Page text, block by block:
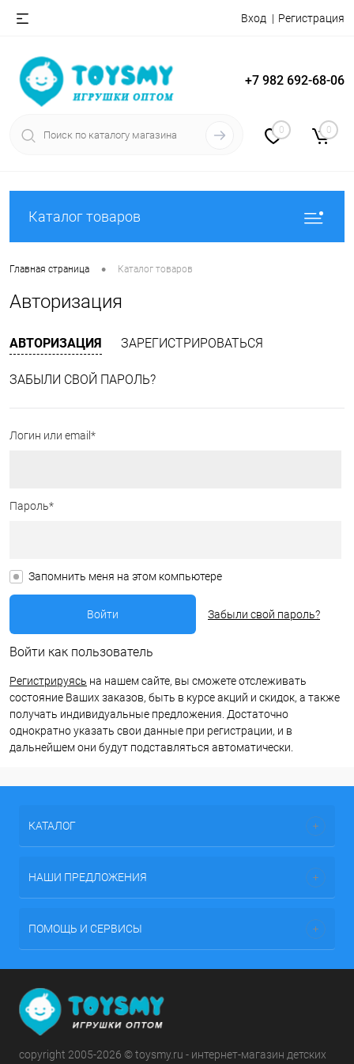
Вход Регистрация
+7 982 692-68-06
0 0
Каталог товаров
Главная страница • Каталог товаров
Авторизация
АВТОРИЗАЦИЯ ЗАРЕГИСТРИРОВАТЬСЯ
ЗАБЫЛИ СВОЙ ПАРОЛЬ?
Логин или email*
Пароль*
Запомнить меня на этом компьютере
Забыли свой пароль?
Войти как пользователь
Регистрируясь на нашем сайте, вы сможете отслеживать
состояние Ваших заказов, быть в курсе акций и скидок, а также
получать индивидуальные предложения. Достаточно
однократно указать свои данные при регистрации, и в
дальнейшем они будут подставляться автоматически.
КАТАЛОГ
НАШИ ПРЕДЛОЖЕНИЯ
ПОМОЩЬ И СЕРВИСЫ
copyright 2005-2026 © toysmy.ru - интернет-магазин детских